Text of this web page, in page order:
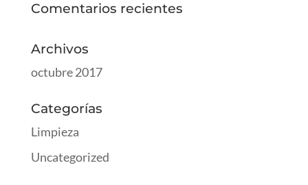
Comentarios recientes
Archivos
octubre 2017
Categorías
Limpieza
Uncategorized